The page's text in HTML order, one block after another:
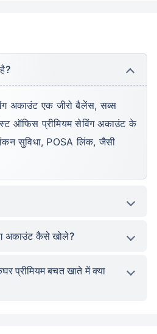
अकाउंट एक जीरो बैलेंस, सब्स
ऑफिस प्रीमियम सेविंग अकाउंट के
सुविधा, POSA लिंक, जैसी
अकाउंट कैसे खोले?
प्रीमियम बचत खाते में क्या